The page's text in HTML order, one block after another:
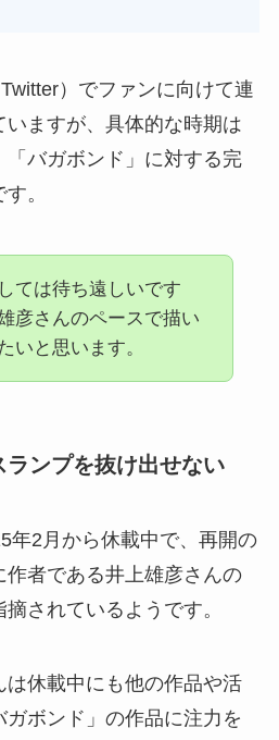
）でファンに向けて連
ますが、 具体的な時期は
「バガボンド」に対する完
。
ては待ち遠しいです
彦さんのペースで描い
いと思います。
ンプを抜け出せない
年2月から休載中で、再開の
作者である井上雄彦さんの
されているようです。
は休載中にも他の作品や活
ガボンド」の作品に注力を